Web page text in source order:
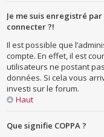
Je me suis enregistré
connecter ?!
Il est possible que
compte. En effet, il est
utilisateurs ne postant
données. Si cela vous
investi sur le forum.
Haut
Que signifie COPPA ?